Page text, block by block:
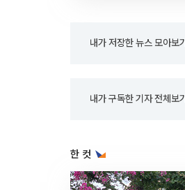
내가 저장한 뉴스 모아보기
내가 구독한 기자 전체보기
한 컷